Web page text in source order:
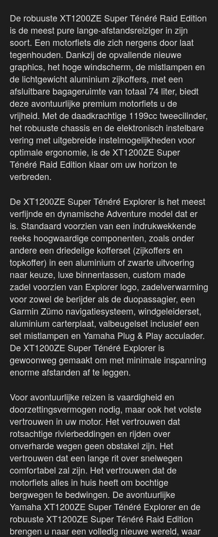
De robuuste XT1200ZE Super Ténéré Raid Edition
is de meest pure lange-afstandsreiziger in zijn
soort. Een motorfiets die zich nergens door laat
tegenhouden. Dankzij de opvallende nieuwe
graphics, het hoge windscherm, de mistlampen en
de lichtgewicht aluminium zijkoffers, met een
afsluitbare bagageruimte van totaal 74 liter, biedt
deze avontuurlijke premium motorfiets u de
vrijheid. Met de daadkrachtige 1199cc tweecilinder,
het robuuste chassis en de elektronisch instelbare
vering met uitgebreide instelmogelijkheden voor
optimale ergonomie, is de XT1200ZE Super
Ténéré Raid Edition klaar om uw horizon te
verbreden.
De XT1200ZE Super Ténéré Explorer is het meest
verfijnde en dynamische Adventure model dat er
is. Standaard voorzien van een indrukwekkende
reeks hoogwaardige componenten, zoals onder
andere een driedelige kofferset (zijkoffers en
topkoffer) in een aluminium of zwarte uitvoering
naar keuze, luxe binnentassen, custom made
zadel voorzien van Explorer logo, zadelverwarming
voor zowel de berijder als de duopassagier, een
Garmin Zümo navigatiesysteem, windgeleiderset,
aluminium carterplaat, valbeugelset inclusief een
set mistlampen en Yamaha Plug & Play acculader.
De XT1200ZE Super Ténéré Explorer is
gewoonweg gemaakt om met minimale inspanning
enorme afstanden af te leggen.
Voor avontuurlijke reizen is vaardigheid en
doorzettingsvermogen nodig, maar ook het volste
vertrouwen in uw motor. Het vertrouwen dat
rotsachtige rivierbeddingen en rijden over
onverharde wegen geen obstakel zijn. Het
vertrouwen dat een lange rit over snelwegen
comfortabel zal zijn. Het vertrouwen dat de
motorfiets alles in huis heeft om bochtige
bergwegen te bedwingen. De avontuurlijke
Yamaha XT1200ZE Super Ténéré Explorer en de
robuuste XT1200ZE Super Ténéré Raid Edition
brengen u naar een volledig nieuwe wereld, waar